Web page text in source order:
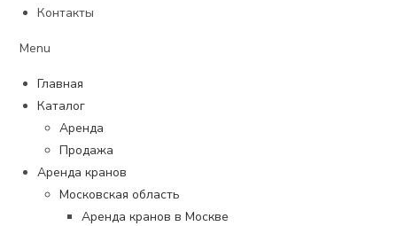
Контакты
Menu
Главная
Каталог
Аренда
Продажа
Аренда кранов
Московская область
Аренда кранов в Москве